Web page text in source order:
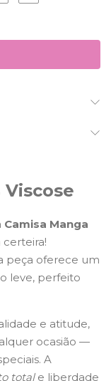
Viscose
Camisa Manga
certeira!
peça oferece um
leve, perfeito
e atitude,
ocasião —
A
totale liberdade